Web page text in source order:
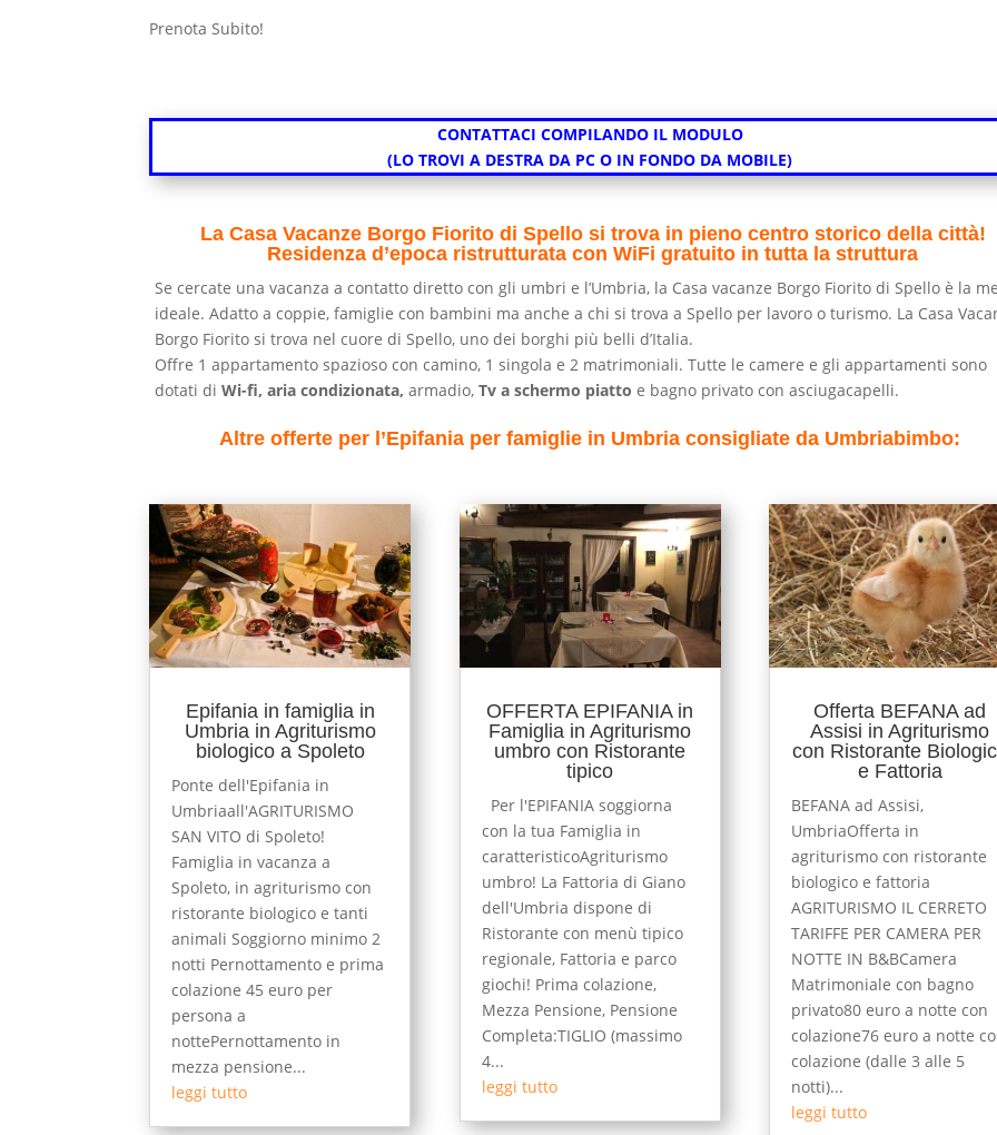
Prenota Subito!
CONTATTACI COMPILANDO IL MODULO
(LO TROVI A DESTRA DA PC O IN FONDO DA MOBILE)
La Casa Vacanze Borgo Fiorito di Spello si trova in pieno centro storico della città!
Residenza d’epoca ristrutturata con WiFi gratuito in tutta la struttura
Se cercate una vacanza a contatto diretto con gli umbri e l’Umbria, la Casa vacanze Borgo Fiorito di Spello è la
ideale. Adatto a coppie, famiglie con bambini ma anche a chi si trova a Spello per lavoro o turismo. La Casa
Borgo Fiorito si trova nel cuore di Spello, uno dei borghi più belli d’Italia.
Offre 1 appartamento spazioso con camino, 1 singola e 2 matrimoniali. Tutte le camere e gli appartamenti sono
dotati diWi-fi, aria condizionata, armadio, Tv a schermo piattoe bagno privato con asciugacapelli.
Altre offerte per l’Epifania per famiglie in Umbria consigliate da Umbriabimbo:
Epifania in famiglia in
Umbria in Agriturismo
biologico a Spoleto
Ponte dell'Epifania in
Umbriaall'AGRITURISMO
SAN VITO di Spoleto!
Famiglia in vacanza a
Spoleto, in agriturismo con
ristorante biologico e tanti
animali Soggiorno minimo 2
notti Pernottamento e prima
colazione 45 euro per
persona a
nottePernottamento in
mezza pensione...
leggi tutto
OFFERTA EPIFANIA in
Famiglia in Agriturismo
umbro con Ristorante
tipico
Per l'EPIFANIA soggiorna
con la tua Famiglia in
caratteristicoAgriturismo
umbro! La Fattoria di Giano
dell'Umbria dispone di
Ristorante con menù tipico
regionale, Fattoria e parco
giochi! Prima colazione,
Mezza Pensione, Pensione
Completa:TIGLIO (massimo
4...
leggi tutto
Offerta BEFANA ad
Assisi in Agriturismo
con Ristorante
e Fattoria
BEFANA ad Assisi,
UmbriaOfferta in
agriturismo con ristorante
biologico e fattoria
AGRITURISMO IL CERRETO
TARIFFE PER CAMERA PER
NOTTE IN B&BCamera
Matrimoniale con bagno
privato80 euro a notte con
colazione76 euro a notte
colazione (dalle 3 alle 5
notti)...
leggi tutto